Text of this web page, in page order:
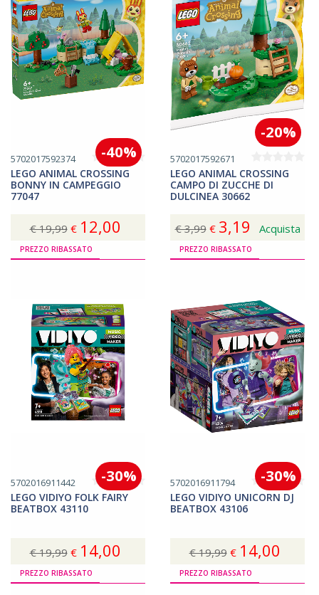
5702017592374
LEGO ANIMAL CROSSING
BONNY IN CAMPEGGIO
77047
€ 19,99€ 12,00
-40%
Acquista
5702017592671
LEGO ANIMAL CROSSING
CAMPO DI ZUCCHE DI
DULCINEA 30662
€ 3,99€ 3,19
-20%
Acquista
PREZZO RIBASSATO
5702016911442
LEGO VIDIYO FOLK FAIRY
BEATBOX 43110
€ 19,99€ 14,00
-30%
Acquista
PREZZO RIBASSATO
5702016911794
LEGO VIDIYO UNICORN DJ
BEATBOX 43106
€ 19,99€ 14,00
-30%
Acquista
PREZZO RIBASSATO PREZZO RIBASSATO